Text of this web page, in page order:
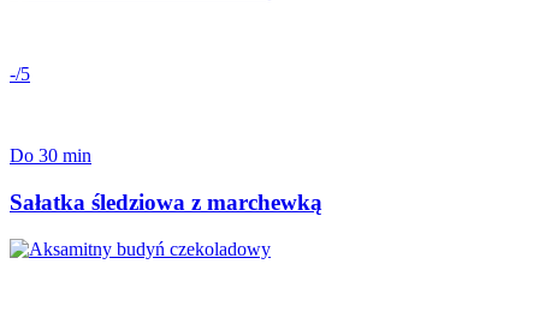
-/5
Do 30 min
Sałatka śledziowa z marchewką